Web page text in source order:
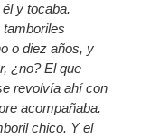
y tocaba.
o diez años, y
¿no? El que
revolvía ahí con
acompañaba.
chico. Y el